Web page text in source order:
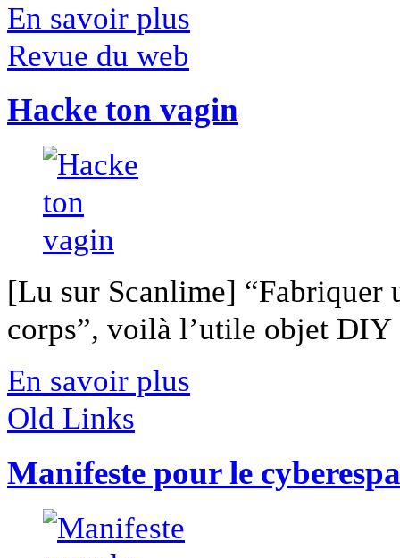
En savoir plus
Revue du web
Hacke ton vagin
[Lu sur Scanlime] “Fabriquer
corps”, voilà l’utile objet
En savoir plus
Old Links
Manifeste pour le